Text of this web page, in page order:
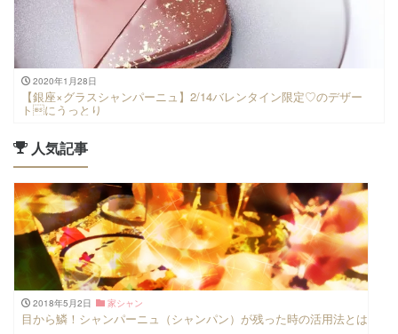
2020年1月28日
【銀座×グラスシャンパーニュ】2/14バレンタイン限定♡のデザー
トにうっとり
人気記事
2018年5月2日 家シャン
目から鱗！シャンパーニュ（シャンパン）が残った時の活用法とは